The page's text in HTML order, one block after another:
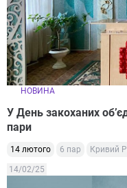
НОВИНА
У День закоханих
пари
14 лютого 6 пар Кривий
14/02/25